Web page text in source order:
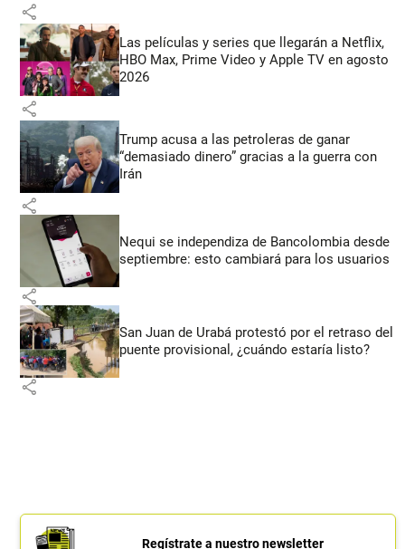
share
Las películas y series que llegarán a Netflix,
HBO Max, Prime Video y Apple TV en agosto
2026
share
Trump acusa a las petroleras de ganar
“demasiado dinero” gracias a la guerra con
Irán
share
Nequi se independiza de Bancolombia desde
septiembre: esto cambiará para los usuarios
share
San Juan de Urabá protestó por el retraso del
puente provisional, ¿cuándo estaría listo?
share
Regístrate a nuestro newsletter